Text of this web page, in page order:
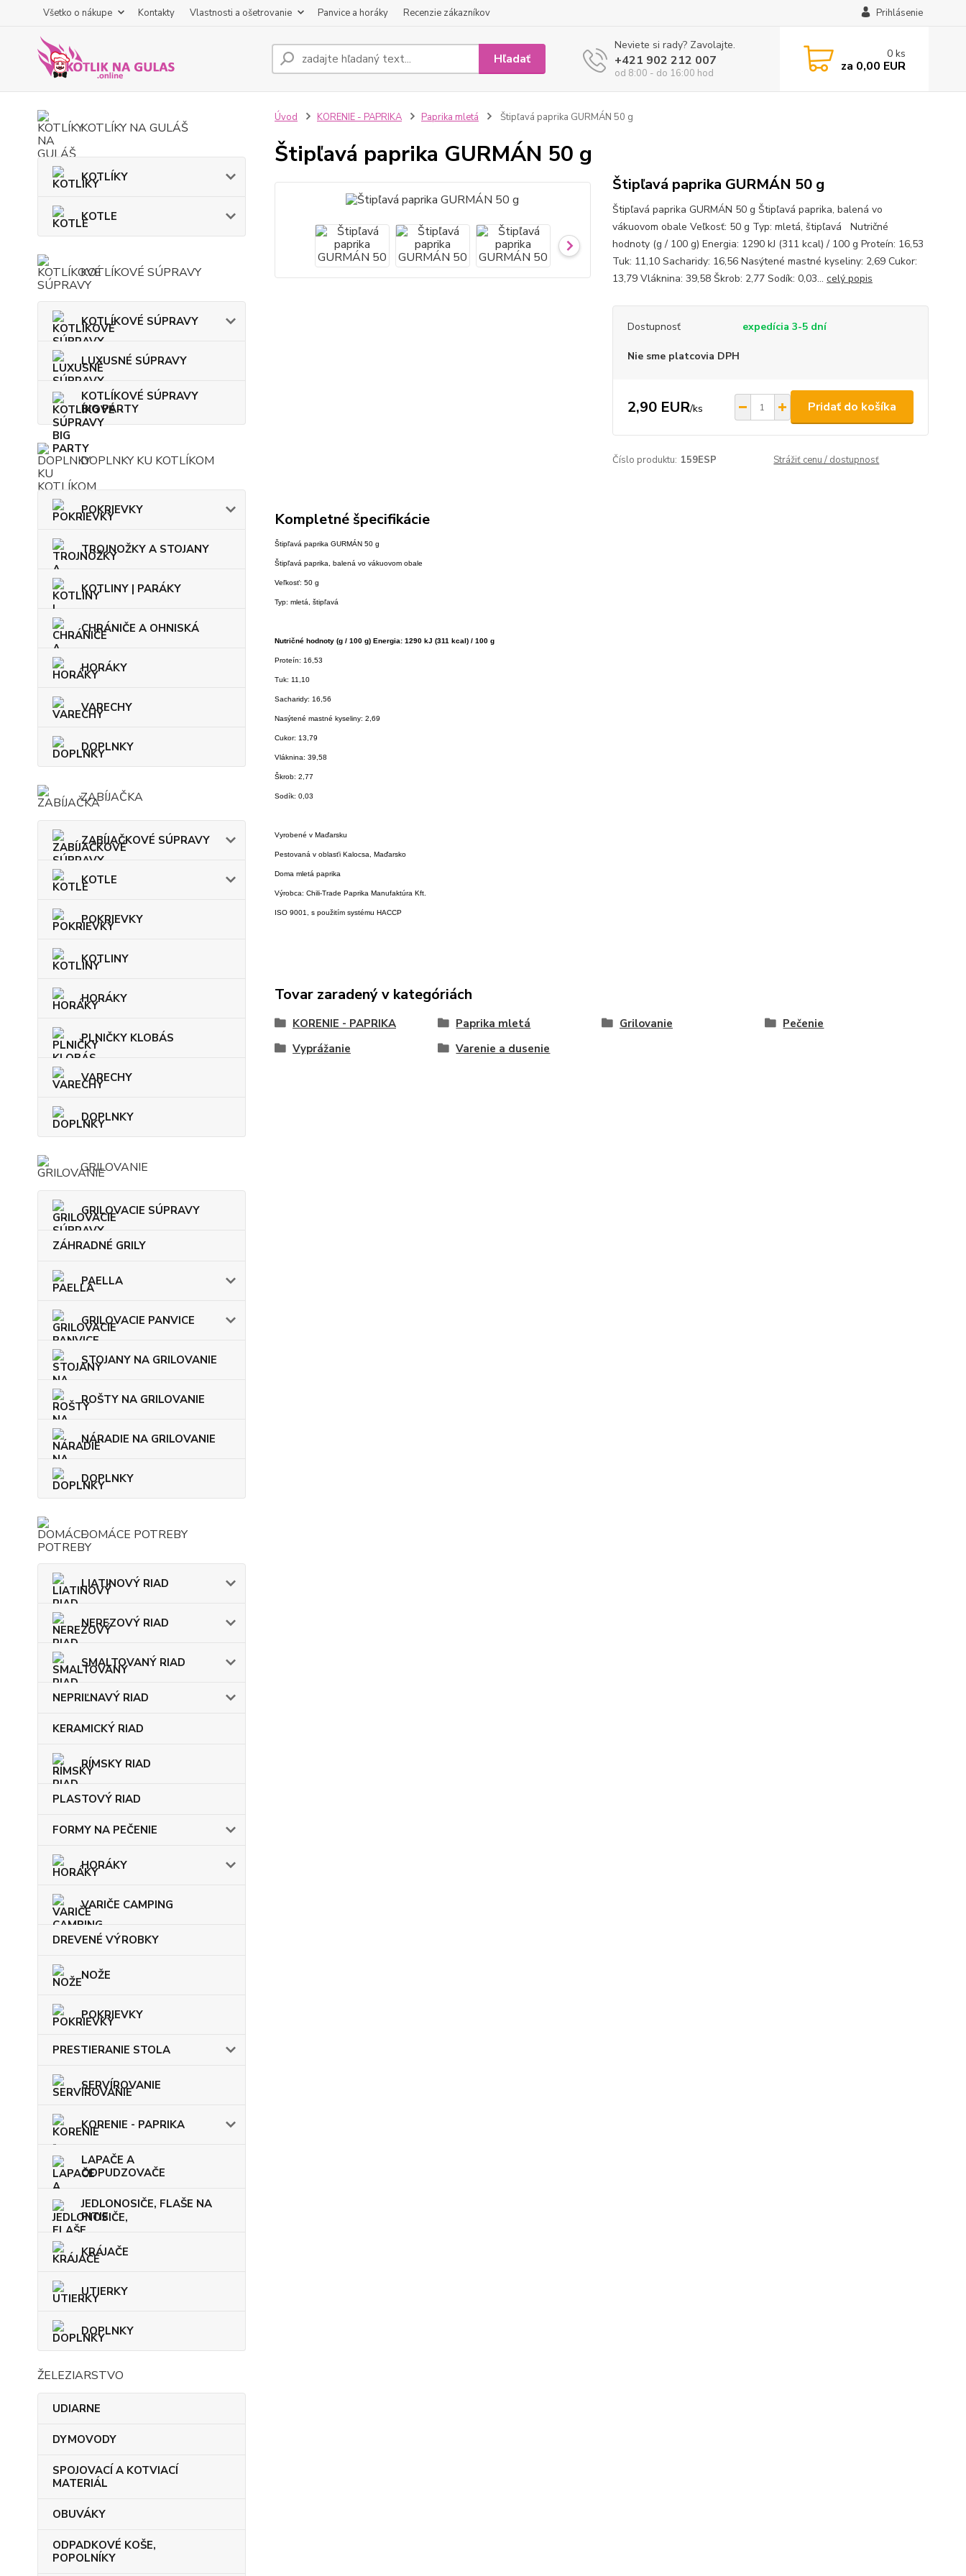
Všetko o nákupe Kontakty Vlastnosti a ošetrovanie Panvice a horáky Recenzie zákazníkov Prihlásenie
Hľadať
Neviete si rady? Zavolajte.
+421 902 212 007
od 8:00 - do 16:00 hod
0 ks
za 0,00 EUR
KOTLÍKY NA GULÁŠ
KOTLÍKY
KOTLE
KOTLÍKOVÉ SÚPRAVY
KOTLÍKOVÉ SÚPRAVY
LUXUSNÉ SÚPRAVY
KOTLÍKOVÉ SÚPRAVY
BIG PARTY
DOPLNKY KU KOTLÍKOM
POKRIEVKY
TROJNOŽKY A STOJANY
KOTLINY | PARÁKY
CHRÁNIČE A OHNISKÁ
HORÁKY
VARECHY
DOPLNKY
ZABÍJAČKA
ZABÍJAČKOVÉ SÚPRAVY
KOTLE
POKRIEVKY
KOTLINY
HORÁKY
PLNIČKY KLOBÁS
VARECHY
DOPLNKY
GRILOVANIE
GRILOVACIE SÚPRAVY
ZÁHRADNÉ GRILY
PAELLA
GRILOVACIE PANVICE
STOJANY NA GRILOVANIE
ROŠTY NA GRILOVANIE
NÁRADIE NA GRILOVANIE
DOPLNKY
DOMÁCE POTREBY
LIATINOVÝ RIAD
NEREZOVÝ RIAD
SMALTOVANÝ RIAD
NEPRIĽNAVÝ RIAD
KERAMICKÝ RIAD
RÍMSKY RIAD
PLASTOVÝ RIAD
FORMY NA PEČENIE
HORÁKY
VARIČE CAMPING
DREVENÉ VÝROBKY
NOŽE
POKRIEVKY
PRESTIERANIE STOLA
SERVÍROVANIE
KORENIE - PAPRIKA
LAPAČE A
ODPUDZOVAČE
JEDLONOSIČE, FLAŠE NA
PITIE
KRÁJAČE
UTIERKY
DOPLNKY
ŽELEZIARSTVO
UDIARNE
DYMOVODY
SPOJOVACÍ A KOTVIACÍ
MATERIÁL
OBUVÁKY
ODPADKOVÉ KOŠE,
POPOLNÍKY
Úvod KORENIE - PAPRIKA Paprika mletá Štipľavá paprika GURMÁN 50 g
Štipľavá paprika GURMÁN 50 g
Štipľavá paprika GURMÁN 50 g
Štipľavá paprika GURMÁN 50 g Štipľavá paprika, balená vo
vákuovom obale Veľkosť: 50 g Typ: mletá, štipľavá Nutričné
hodnoty (g / 100 g) Energia: 1290 kJ (311 kcal) / 100 g Proteín: 16,53
Tuk: 11,10 Sacharidy: 16,56 Nasýtené mastné kyseliny: 2,69 Cukor:
13,79 Vláknina: 39,58 Škrob: 2,77 Sodík: 0,03... celý popis
Dostupnosť expedícia 3-5 dní
Nie sme platcovia DPH
2,90 EUR/ks Pridať do košíka
Číslo produktu: 159ESP Strážiť cenu / dostupnosť
Kompletné špecifikácie
Štipľavá paprika GURMÁN 50 g
Štipľavá paprika, balená vo vákuovom obale
Veľkosť: 50 g
Typ: mletá, štipľavá
Nutričné hodnoty (g / 100 g) Energia: 1290 kJ (311 kcal) / 100 g
Proteín: 16,53
Tuk: 11,10
Sacharidy: 16,56
Nasýtené mastné kyseliny: 2,69
Cukor: 13,79
Vláknina: 39,58
Škrob: 2,77
Sodík: 0,03
Vyrobené v Maďarsku
Pestovaná v oblasťi Kalocsa, Maďarsko
Doma mletá paprika
Výrobca: Chili-Trade Paprika Manufaktúra Kft.
ISO 9001, s použitím systému HACCP
Tovar zaradený v kategóriách
KORENIE - PAPRIKA Paprika mletá Grilovanie
Pečenie
Vyprážanie
Varenie a dusenie